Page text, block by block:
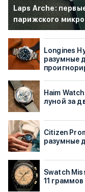
Laps Arche:
парижского
Longines
разумные
Haim
луной за
Citizen
разумные
Swatch
11